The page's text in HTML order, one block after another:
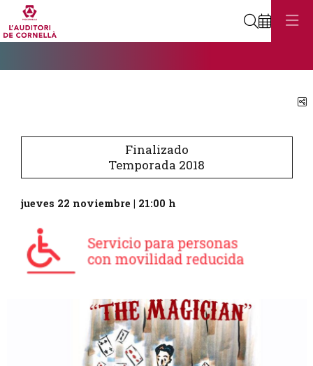
Buscar
Finalizado
Temporada 2018
jueves 22 noviembre | 21:00 h